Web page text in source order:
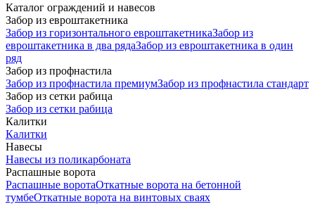
Каталог ограждений и навесов
Забор из евроштакетника
Забор из горизонтального евроштакетникаЗабор из
евроштакетника в два рядаЗабор из евроштакетника в один
ряд
Забор из профнастила
Забор из профнастила премиумЗабор из профнастила стандарт
Забор из сетки рабица
Забор из сетки рабица
Калитки
Калитки
Навесы
Навесы из поликарбоната
Распашные ворота
Распашные воротаОткатные ворота на бетонной
тумбеОткатные ворота на винтовых сваях